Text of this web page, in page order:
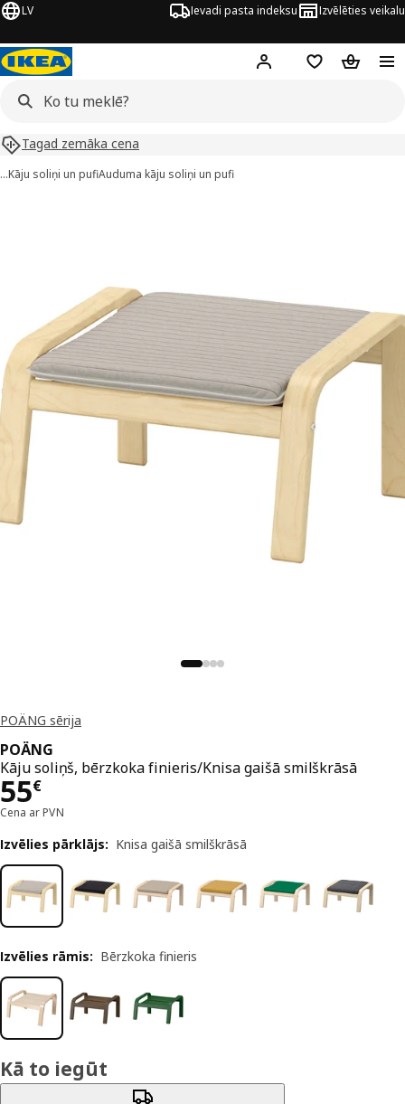
LV Ievadi pasta indeksu Izvēlēties veikalu
Hej! Pierakstīties
PirkumuPirkumu
Tagad zemāka cena
…Kāju soliņi un pufiAuduma kāju soliņi un pufi
POÄNG sērija
POÄNG
Kāju soliņš, bērzkoka finieris/Knisa gaišā smilškrāsā
55€
Cena 55€
Cena ar PVN
Izvēlies pārklājs: Knisa gaišā smilškrāsā
Izvēlies rāmis: Bērzkoka finieris
Kā to iegūt